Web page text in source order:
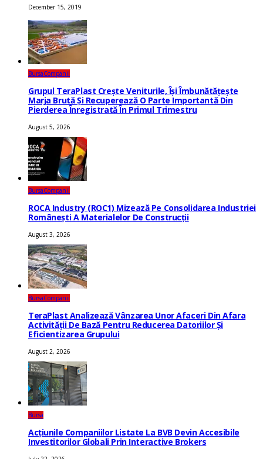
December 15, 2019
BursaCompanii
Grupul TeraPlast Crește Veniturile, Își Îmbunătățește
Marja Brută Și Recuperează O Parte Importantă Din
Pierderea Înregistrată În Primul Trimestru
August 5, 2026
BursaCompanii
ROCA Industry (ROC1) Mizează Pe Consolidarea Industriei
Românești A Materialelor De Construcții
August 3, 2026
BursaCompanii
TeraPlast Analizează Vânzarea Unor Afaceri Din Afara
Activității De Bază Pentru Reducerea Datoriilor Și
Eficientizarea Grupului
August 2, 2026
Bursa
Acțiunile Companiilor Listate La BVB Devin Accesibile
Investitorilor Globali Prin Interactive Brokers